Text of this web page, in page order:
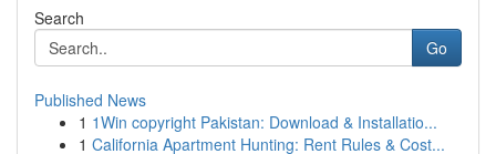
Search
Go
Published News
1 1Win copyright Pakistan: Download & Installatio...
1 California Apartment Hunting: Rent Rules & Cost...